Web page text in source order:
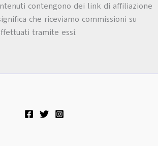
contengono dei link di affiliazione
che riceviamo commissioni su
tramite essi.